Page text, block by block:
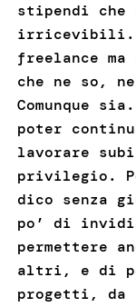
stipendi che
irricevibili.
freelance
che ne so,
Comunque
poter
lavorare
privilegio.
dico senza
po’ di
permettere
altri, e di
progetti,